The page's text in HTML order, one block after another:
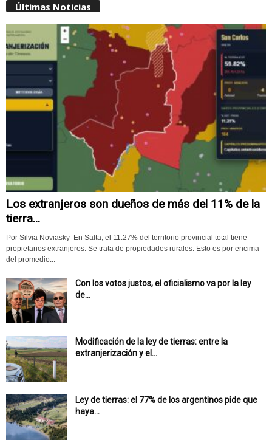
Últimas Noticias
Los extranjeros son dueños de más del 11% de la
tierra...
Por Silvia Noviasky En Salta, el 11.27% del territorio provincial total tiene
propietarios extranjeros. Se trata de propiedades rurales. Esto es por encima
del promedio...
Con los votos justos, el oficialismo va por la ley
de...
Modificación de la ley de tierras: entre la
extranjerización y el...
Ley de tierras: el 77% de los argentinos pide que
haya...